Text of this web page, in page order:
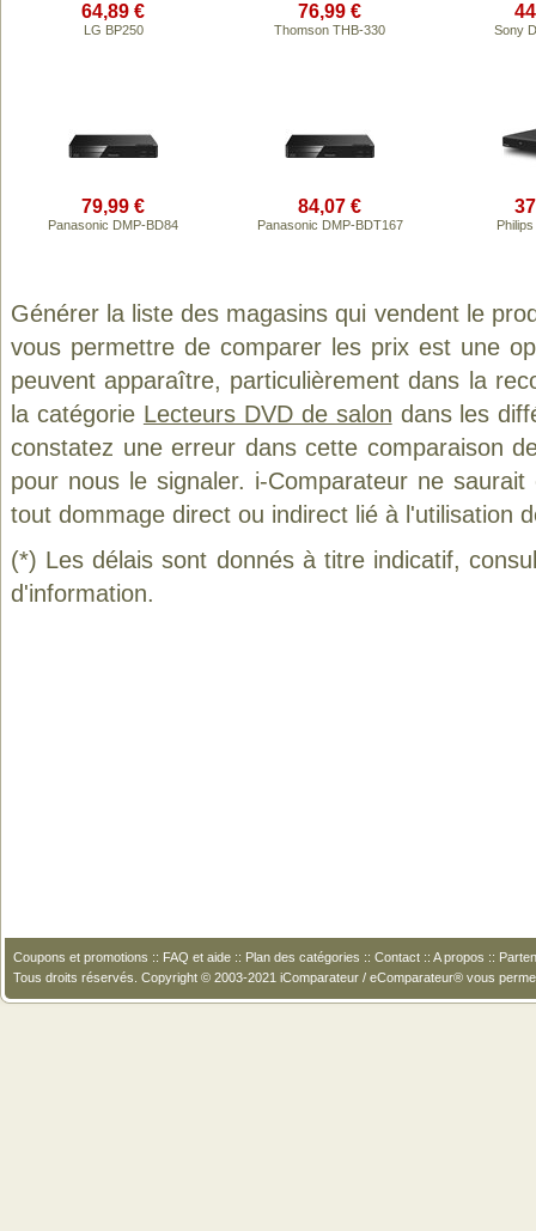
64,89 €
LG BP250
76,99 €
Thomson THB-330 Sony
79,99 €
Panasonic DMP-BD84
84,07 €
Panasonic DMP-BDT167
Générer la liste des magasins qui vendent le
vous permettre de comparer les prix est une
peuvent apparaître, particulièrement dans la
la catégorie Lecteurs DVD de salon dans les
constatez une erreur dans cette comparaison
pour nous le signaler. i-Comparateur ne
tout dommage direct ou indirect lié à l'utilisation
(*) Les délais sont donnés à titre indicatif,
d'information.
Coupons et promotions :: FAQ et aide :: Plan des catégories :: Contact :: A propos ::
Tous droits réservés. Copyright © 2003-2021 iComparateur / eComparateur® vous